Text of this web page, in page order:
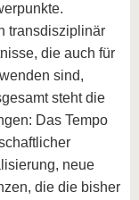
transdisziplinär
die auch für
sind,
steht die
Das Tempo
neue
die die bisher